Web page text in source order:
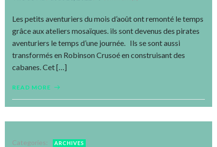
Les petits aventuriers du mois d’août ont remonté le temps
grâce aux ateliers mosaïques. ils sont devenus des pirates
aventuriers le temps d’une journée. Ils se sont aussi
transformés en Robinson Crusoé en construisant des
cabanes. Cet […]
READ MORE
Categories: ARCHIVES